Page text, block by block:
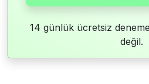
14 günlük ücretsiz
değil.